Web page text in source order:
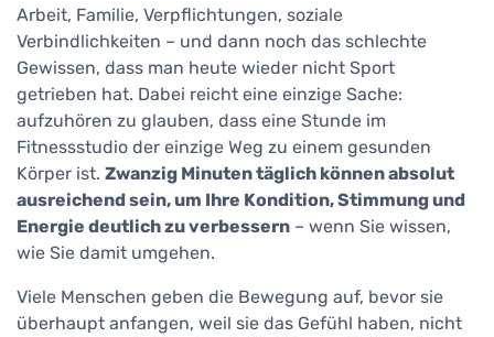
Arbeit, Familie, Verpflichtungen, soziale
Verbindlichkeiten – und dann noch das schlechte
Gewissen, dass man heute wieder nicht Sport
getrieben hat. Dabei reicht eine einzige Sache:
aufzuhören zu glauben, dass eine Stunde im
Fitnessstudio der einzige Weg zu einem gesunden
Körper ist. Zwanzig Minuten täglich können absolut
ausreichend sein, um Ihre Kondition, Stimmung und
Energie deutlich zu verbessern – wenn Sie wissen,
wie Sie damit umgehen.
Viele Menschen geben die Bewegung auf, bevor sie
überhaupt anfangen, weil sie das Gefühl haben, nicht